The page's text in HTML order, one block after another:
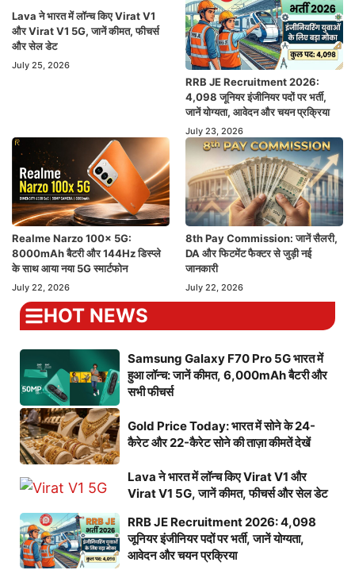
Lava ने भारत में लॉन्च किए Virat V1
और Virat V1 5G, जानें कीमत, फीचर्स
और सेल डेट
July 25, 2026
RRB JE Recruitment 2026:
4,098 जूनियर इंजीनियर पदों पर भर्ती,
जानें योग्यता, आवेदन और चयन प्रक्रिया
July 23, 2026
Realme Narzo 100x 5G:
8000mAh बैटरी और 144Hz डिस्प्ले
के साथ आया नया 5G स्मार्टफोन
July 22, 2026
8th Pay Commission: जानें सैलरी,
DA और फिटमेंट फैक्टर से जुड़ी नई
जानकारी
July 22, 2026
HOT NEWS
Samsung Galaxy F70 Pro 5G भारत में
हुआ लॉन्च: जानें कीमत, 6,000mAh बैटरी और
सभी फीचर्स
Gold Price Today: भारत में सोने के 24-
कैरेट और 22-कैरेट सोने की ताज़ा कीमतें देखें
Lava ने भारत में लॉन्च किए Virat V1 और
Virat V1 5G, जानें कीमत, फीचर्स और सेल डेट
RRB JE Recruitment 2026: 4,098
जूनियर इंजीनियर पदों पर भर्ती, जानें योग्यता,
आवेदन और चयन प्रक्रिया